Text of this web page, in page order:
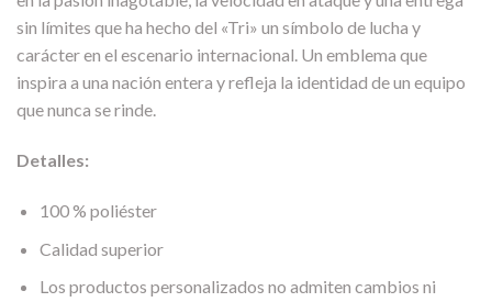
sin límites que ha hecho del «Tri» un símbolo de lucha y
carácter en el escenario internacional. Un emblema que
inspira a una nación entera y refleja la identidad de un equipo
que nunca se rinde.
Detalles:
100 % poliéster
Calidad superior
Los productos personalizados no admiten cambios ni